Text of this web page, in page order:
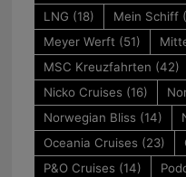
LNG (18) Mein Schiff
Meyer Werft(51)
MSC Kreuzfahrten (42)
Nicko Cruises (16)
Norwegian Bliss (14)
Oceania Cruises (23)
P&O Cruises (14)